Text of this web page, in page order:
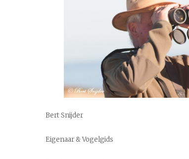
Bert Snijder
Eigenaar & Vogelgids